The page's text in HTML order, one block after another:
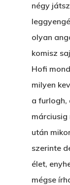
négy
olyan
komisz
Hofi
milyen
a furlogh,
után
szerinte
élet,
mégse